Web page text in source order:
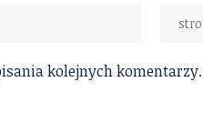
kolejnych komentarzy.